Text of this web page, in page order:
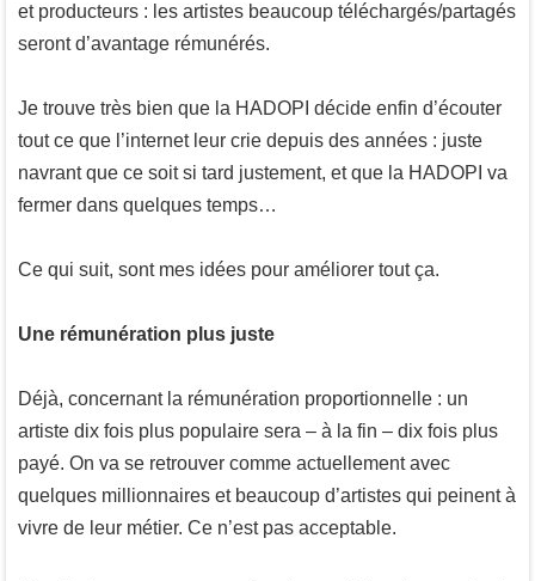
et producteurs : les artistes beaucoup téléchargés/partagés
seront d’avantage rémunérés.
Je trouve très bien que la HADOPI décide enfin d’écouter
tout ce que l’internet leur crie depuis des années : juste
navrant que ce soit si tard justement, et que la HADOPI va
fermer dans quelques temps…
Ce qui suit, sont mes idées pour améliorer tout ça.
Une rémunération plus juste
Déjà, concernant la rémunération proportionnelle : un
artiste dix fois plus populaire sera – à la fin – dix fois plus
payé. On va se retrouver comme actuellement avec
quelques millionnaires et beaucoup d’artistes qui peinent à
vivre de leur métier. Ce n’est pas acceptable.